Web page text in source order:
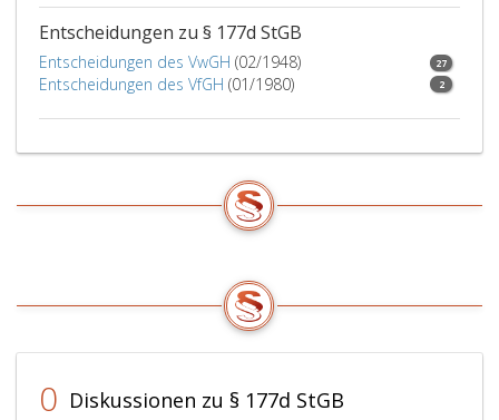
Entscheidungen zu § 177d StGB
Entscheidungen des VwGH (02/1948) 27
Entscheidungen des VfGH (01/1980) 2
0 Diskussionen zu § 177d StGB